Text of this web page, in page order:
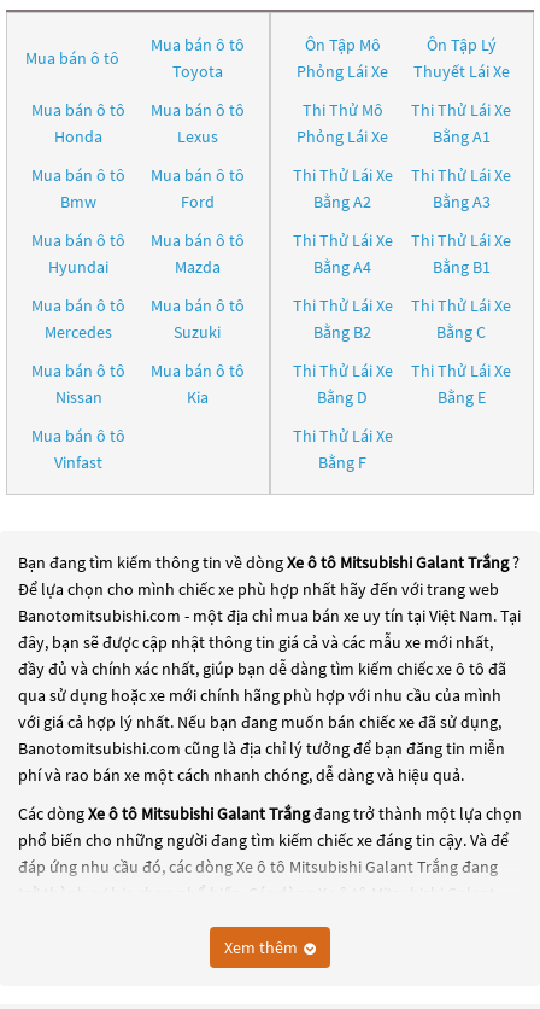
Mua bán ô tô
Mua bán ô tô
Toyota
Mua bán ô tô
Honda
Mua bán ô tô
Lexus
Mua bán ô tô
Bmw
Mua bán ô tô
Ford
Mua bán ô tô
Hyundai
Mua bán ô tô
Mazda
Mua bán ô tô
Mercedes
Mua bán ô tô
Suzuki
Mua bán ô tô
Nissan
Mua bán ô tô
Kia
Mua bán ô tô
Vinfast
Ôn Tập Mô
Phỏng Lái Xe
Ôn Tập Lý
Thuyết Lái Xe
Thi Thử Mô
Phỏng Lái Xe
Thi Thử Lái Xe
Bằng A1
Thi Thử Lái Xe
Bằng A2
Thi Thử Lái Xe
Bằng A3
Thi Thử Lái Xe
Bằng A4
Thi Thử Lái Xe
Bằng B1
Thi Thử Lái Xe
Bằng B2
Thi Thử Lái Xe
Bằng C
Thi Thử Lái Xe
Bằng D
Thi Thử Lái Xe
Bằng E
Thi Thử Lái Xe
Bằng F
Bạn đang tìm kiếm thông tin về dòngXe ô tô Mitsubishi Galant Trắng?
Để lựa chọn cho mình chiếc xe phù hợp nhất hãy đến với trang web
Banotomitsubishi.com - một địa chỉ mua bán xe uy tín tại Việt Nam. Tại
đây, bạn sẽ được cập nhật thông tin giá cả và các mẫu xe mới nhất,
đầy đủ và chính xác nhất, giúp bạn dễ dàng tìm kiếm chiếc xe ô tô đã
qua sử dụng hoặc xe mới chính hãng phù hợp với nhu cầu của mình
với giá cả hợp lý nhất. Nếu bạn đang muốn bán chiếc xe đã sử dụng,
Banotomitsubishi.com cũng là địa chỉ lý tưởng để bạn đăng tin miễn
phí và rao bán xe một cách nhanh chóng, dễ dàng và hiệu quả.
Các dòngXe ô tô Mitsubishi Galant Trắngđang trở thành một lựa chọn
phổ biến cho những người đang tìm kiếm chiếc xe đáng tin cậy. Và để
đáp ứng nhu cầu đó, các dòngXe ô tô Mitsubishi Galant Trắngđang
trở thành sự lựa chọn phổ biến. Các dòng
các dòng xe mới với thiết kế hiện đại và công nghệ tiên tiến. Các dòng
Xe ô tô Mitsubishi Galant Trắngnày đều được kiểm tra và bảo dưỡng
Xem thêm